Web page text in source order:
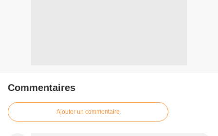
Commentaires
Ajouter un commentaire